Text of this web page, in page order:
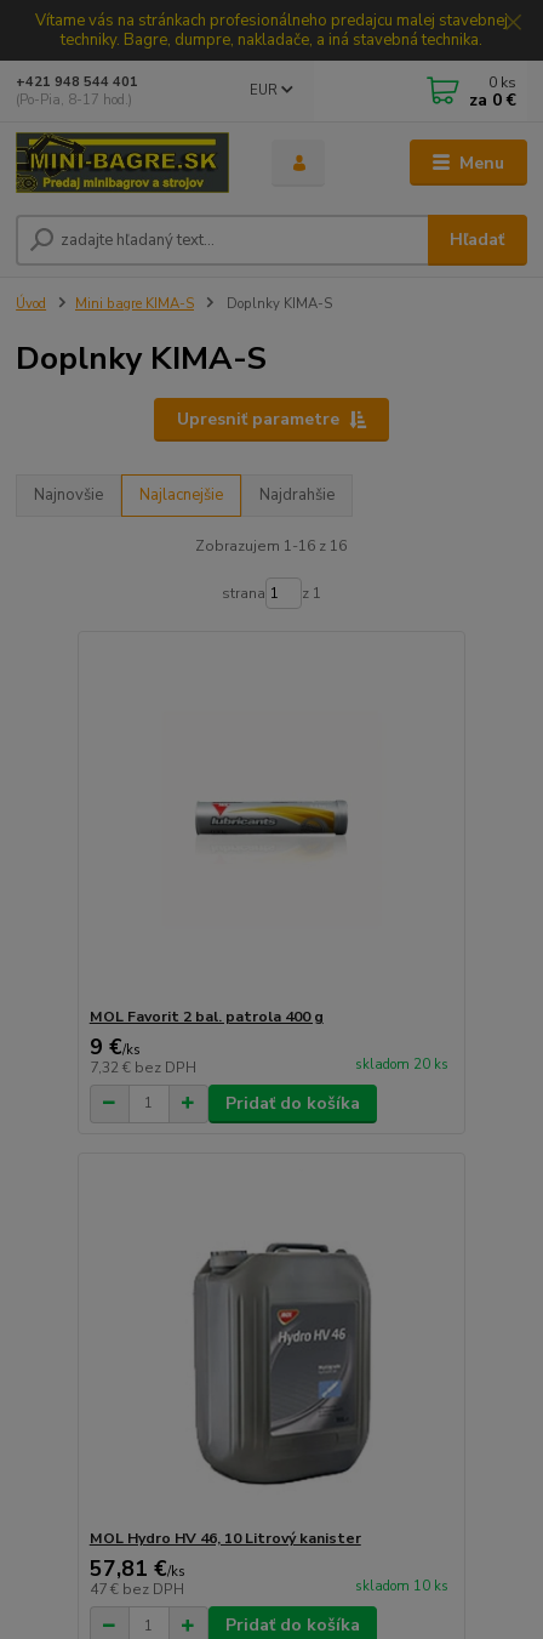
Vítame vás na stránkach profesionálneho predajcu malej stavebnej
techniky. Bagre, dumpre, nakladače, a iná stavebná technika.
Menu
EUR
Hľadať
+421 948 544 401
(Po-Pia, 8-17 hod.)
0 ks
za 0 €
Úvod Mini bagre KIMA-S Doplnky KIMA-S
Doplnky KIMA-S
Upresniť parametre
Najnovšie Najlacnejšie Najdrahšie
Zobrazujem 1-16 z 16
strana z 1
MOL Favorit 2 bal. patrola 400 g
9 €/ks
7,32 € bez DPH skladom 20 ks
Pridať do košíka
MOL Hydro HV 46, 10 Litrový kanister
57,81 €/ks
47 € bez DPH skladom 10 ks
Pridať do košíka